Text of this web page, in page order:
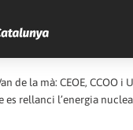
de la mà: CEOE, CCOO
es rellanci l’energia